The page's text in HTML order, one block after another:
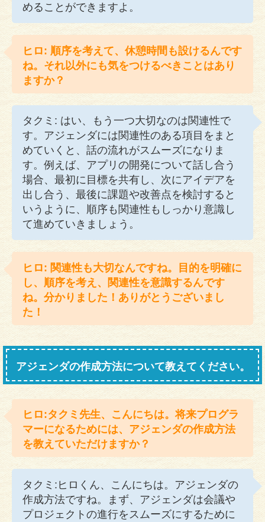
めることができますよ。
ヒロ: 順序を考えて、休憩時間も設けるんです
ね。それ以外にも気をつけるべきことはあり
ますか？
タクミ: はい、もう一つ大切なのは関連性で
す。アジェンダには関連性のある項目をまと
めていくと、話の流れがスムーズになりま
す。例えば、アプリの開発について話し合う
場合、最初に目標を共有し、次にアイデアを
出し合う、最後に課題や改善点を検討すると
いうように、順序も関連性もしっかり意識し
て進めていきましょう。
ヒロ: 関連性も大切なんですね。目的を明確に
し、順序を考え、関連性を意識するんです
ね。分かりました！ありがとうございまし
た！
アジェンダの作成方法について教えてください。
ヒロ:タクミ先生、こんにちは。将来プログラ
マーになるためには、アジェンダの作成方法
を教えていただけますか？
タクミ:ヒロくん、こんにちは。アジェンダの
作成方法ですね。まず、アジェンダは会議や
プロジェクトの進行をスムーズにするために